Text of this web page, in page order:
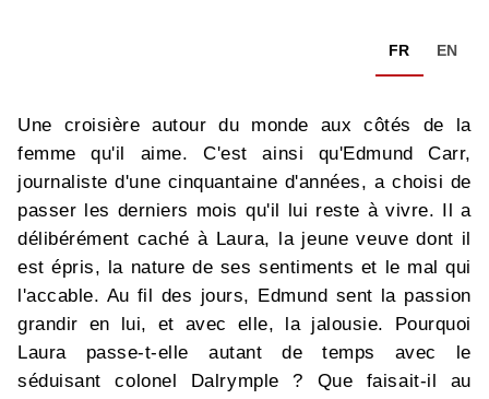
FR EN
Une croisière autour du monde aux côtés de la
femme qu'il aime. C'est ainsi qu'Edmund Carr,
journaliste d'une cinquantaine d'années, a choisi de
passer les derniers mois qu'il lui reste à vivre. Il a
délibérément caché à Laura, la jeune veuve dont il
est épris, la nature de ses sentiments et le mal qui
l'accable. Au fil des jours, Edmund sent la passion
grandir en lui, et avec elle, la jalousie. Pourquoi
Laura passe-t-elle autant de temps avec le
séduisant colonel Dalrymple ? Que faisait-il au